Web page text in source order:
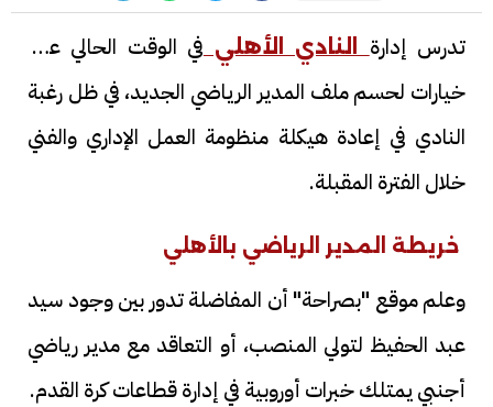
تدرس إدارة النادي الأهلي في الوقت الحالي عدة
خيارات لحسم ملف المدير الرياضي الجديد، في ظل رغبة
النادي في إعادة هيكلة منظومة العمل الإداري والفني
خلال الفترة المقبلة.
خريطة المدير الرياضي بالأهلي
وعلم موقع "بصراحة" أن المفاضلة تدور بين وجود سيد
عبد الحفيظ لتولي المنصب، أو التعاقد مع مدير رياضي
أجنبي يمتلك خبرات أوروبية في إدارة قطاعات كرة القدم.